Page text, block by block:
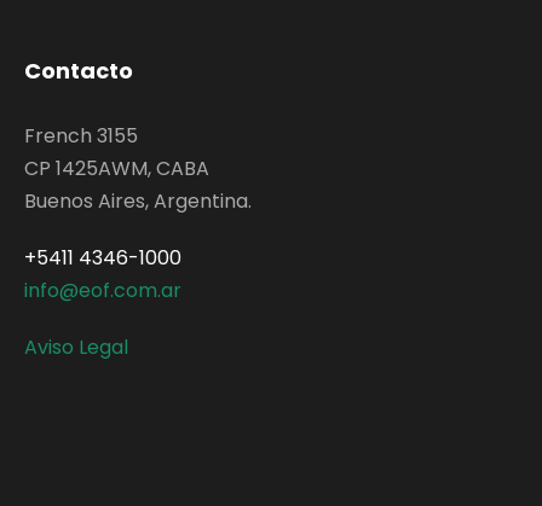
Contacto
French 3155
CP 1425AWM, CABA
Buenos Aires, Argentina.
+5411 4346-1000
info@eof.com.ar
Aviso Legal